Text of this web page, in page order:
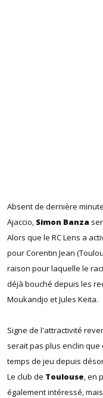
Absent de dernière
Ajaccio, Simon Banza
Alors que le RC Lens a
pour Corentin Jean
raison pour laquelle le
déjà bouché depuis les
Moukandjo et Jules Keita.
Signe de l'attractivité
serait pas plus enclin que
temps de jeu depuis
Le club de Toulouse , en
également intéressé,